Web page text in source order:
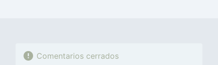
Comentarios cerrados